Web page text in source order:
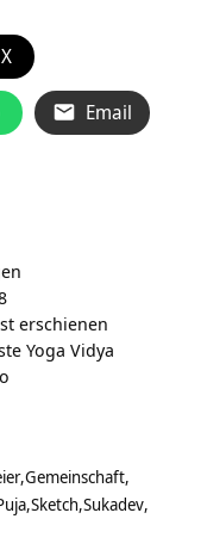
Email
erschienen
Yoga Vidya
Gemeinschaft
Sketch Sukadev